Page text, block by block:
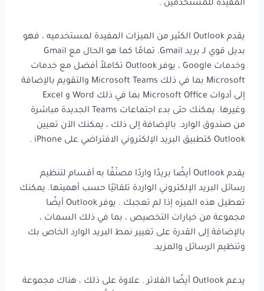
المفيدة للمستخدمين .
يقدم Outlook الكثير من الميزات المفيدة لمستخدميه ، فهو
بديل قوي لـ بريد Gmail. تمامًا كما هو الحال مع Gmail
وخدمات Google ، يوفر Outlook تكاملاً أفضل مع خدمات
Microsoft بما في ذلك Microsoft Teams والتقويم بالإضافة
إلى أدوات Microsoft Office بما في ذلك Word و Excel
وغيرها. يمكنك حتى بدء اجتماعات Teams الجديدة مباشرة
من صندوق الوارد. بالإضافة إلى ذلك ، يمكنك الآن تعيين
Outlook كتطبيق البريد الإلكتروني الافتراضي على iPhone .
يقدم Outlook أيضًا بريدًا واردًا مصنّفًا به أقسام لتنظيم
رسائل البريد الإلكتروني الواردة تلقائيًا حسب أهميتها. يمكنك
تعطيل هذه الميزه إذا لم تعجبك . يوفر Outlook أيضًا
مجموعة من خيارات التخصيص ، بما في ذلك السمات ،
بالإضافة إلى القدرة على تغيير نمط البريد الوارد الخاص بك
وتنظيم الرسائل والمزيد.
يدعم Outlook أيضًا الفلاتر . علاوة على ذلك ، هناك مجموعة